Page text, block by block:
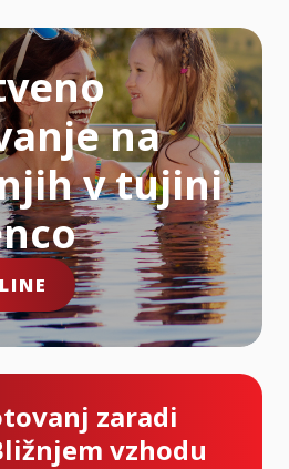
na
v tujini
zaradi
vzhodu